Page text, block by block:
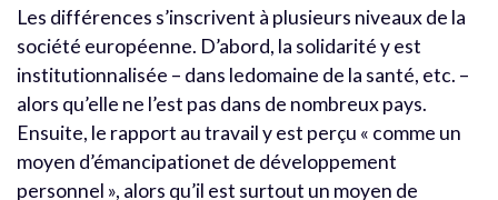
Les différences s’inscrivent à plusieurs niveaux de la
société européenne. D’abord, la solidarité y est
institutionnalisée – dans ledomaine de la santé, etc. –
alors qu’elle ne l’est pas dans de nombreux pays.
Ensuite, le rapport au travail y est perçu « comme un
moyen d’émancipationet de développement
personnel », alors qu’il est surtout un moyen de